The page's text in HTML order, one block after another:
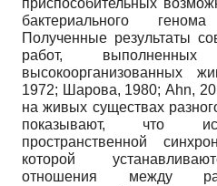
приспособительных
бактериального
Полученные результаты
работ,
высокоорганизованных
1972; Шарова, 1980;Ahn,
на живых существах
показывают, что
пространственной
которой
отношения между